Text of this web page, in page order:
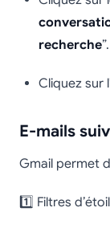
recherche”.
Cliquez sur
E-mails
Gmail permet
1️⃣ Filtres